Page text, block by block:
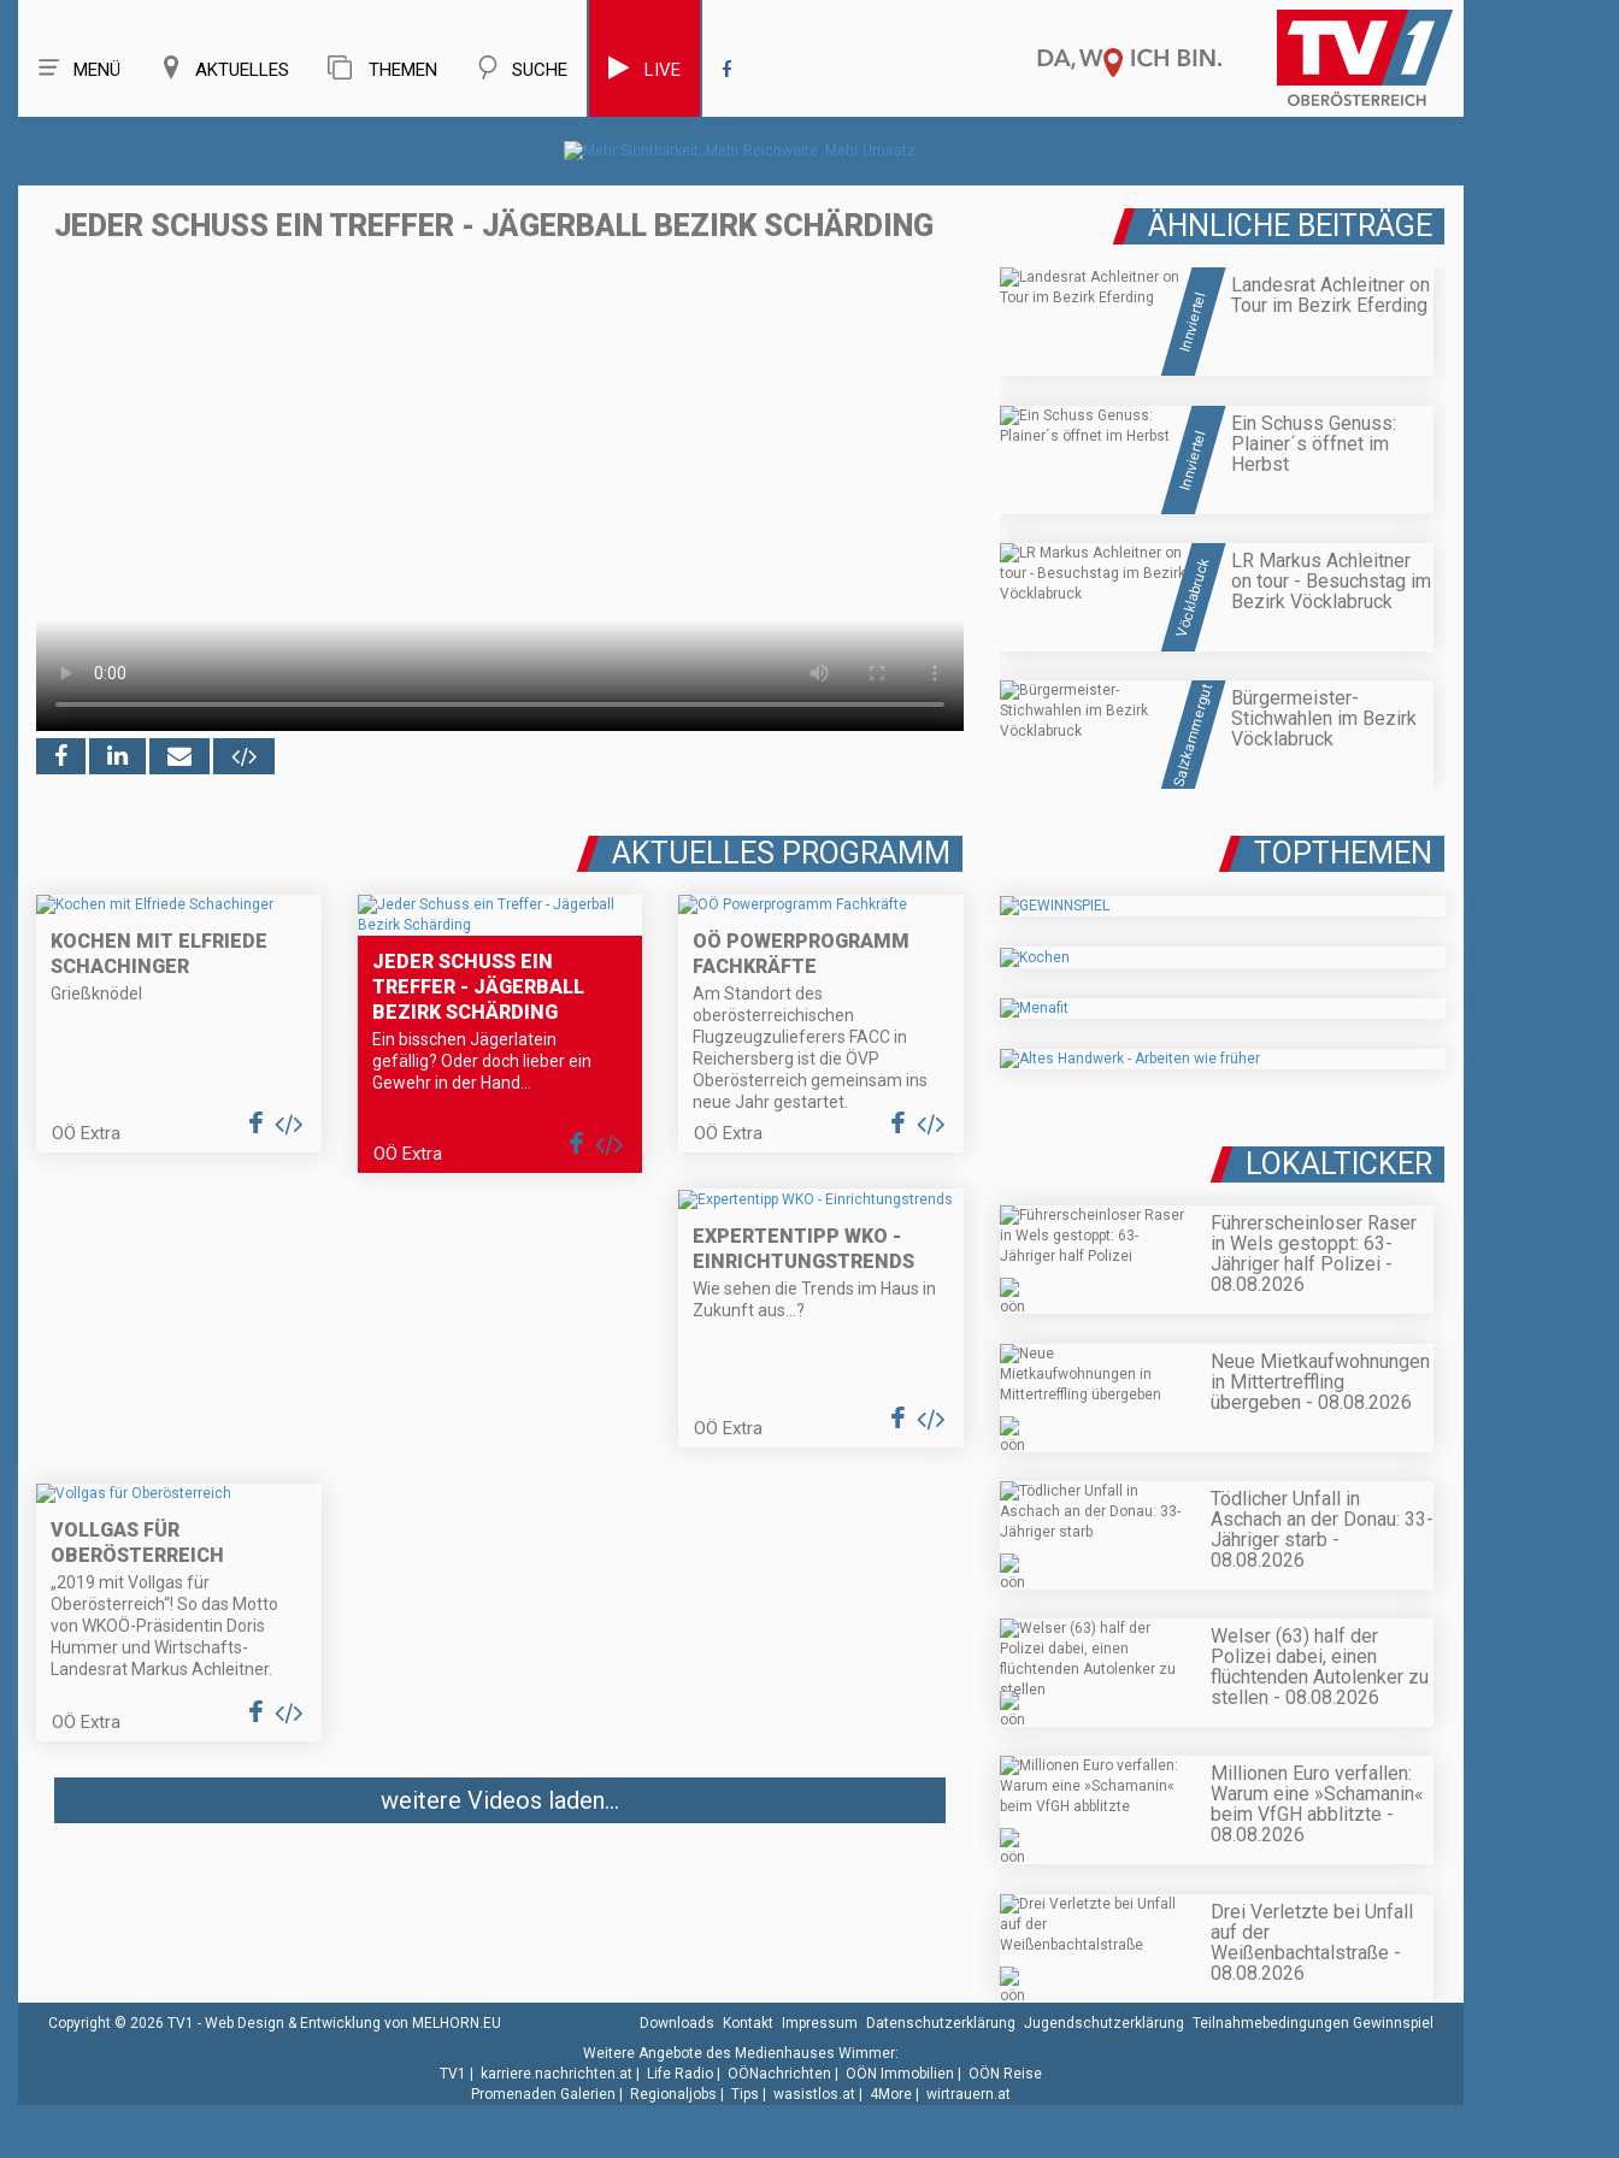
MENÜ AKTUELLES THEMEN SUCHE LIVE
JEDER SCHUSS EIN TREFFER - JÄGERBALL BEZIRK SCHÄRDING ÄHNLICHE BEITRÄGE
Innviertel
Landesrat Achleitner on
Tour im Bezirk Eferding
Innviertel
Ein Schuss Genuss:
Plainer´s öffnet im
Herbst
Vöcklabruck
LR Markus Achleitner
on tour - Besuchstag im
Bezirk Vöcklabruck
Salzkammergut
Bürgermeister-
Stichwahlen im Bezirk
Vöcklabruck
AKTUELLES PROGRAMM
KOCHEN MIT ELFRIEDE
SCHACHINGER
Grießknödel
OÖ Extra
JEDER SCHUSS EIN
TREFFER - JÄGERBALL
BEZIRK SCHÄRDING
Ein bisschen Jägerlatein
gefällig? Oder doch lieber ein
Gewehr in der Hand...
OÖ Extra
OÖ POWERPROGRAMM
FACHKRÄFTE
Am Standort des
oberösterreichischen
Flugzeugzulieferers FACC in
Reichersberg ist die ÖVP
Oberösterreich gemeinsam ins
neue Jahr gestartet.
OÖ Extra
EXPERTENTIPP WKO -
EINRICHTUNGSTRENDS
Wie sehen die Trends im Haus in
Zukunft aus…?
OÖ Extra
VOLLGAS FÜR
OBERÖSTERREICH
„2019 mit Vollgas für
Oberösterreich“! So das Motto
von WKOÖ-Präsidentin Doris
Hummer und Wirtschafts-
Landesrat Markus Achleitner.
OÖ Extra
weitere Videos laden...
TOPTHEMEN
LOKALTICKER
Führerscheinloser Raser
in Wels gestoppt: 63-
Jähriger half Polizei -
08.08.2026
Neue Mietkaufwohnungen
in Mittertreffling
übergeben - 08.08.2026
Tödlicher Unfall in
Aschach an der Donau: 33-
Jähriger starb -
08.08.2026
Welser (63) half der
Polizei dabei, einen
flüchtenden Autolenker zu
stellen - 08.08.2026
Millionen Euro verfallen:
Warum eine »Schamanin«
beim VfGH abblitzte -
08.08.2026
Drei Verletzte bei Unfall
auf der
Weißenbachtalstraße -
08.08.2026
Copyright © 2026 TV1 - Web Design & Entwicklung von MELHORN.EU Downloads Kontakt Impressum Datenschutzerklärung Jugendschutzerklärung Teilnahmebedingungen Gewinnspiel
Weitere Angebote des Medienhauses Wimmer:
TV1 | karriere.nachrichten.at | Life Radio | OÖNachrichten | OÖN Immobilien | OÖN Reise
Promenaden Galerien | Regionaljobs | Tips | wasistlos.at | 4More | wirtrauern.at